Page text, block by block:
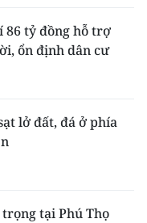
tỷ đồng hỗ trợ
ổn định dân cư
lở đất, đá ở phía
tại Phú Thọ